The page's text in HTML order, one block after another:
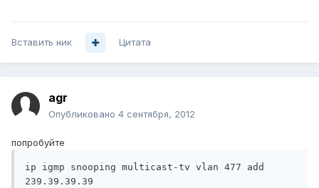
Вставить ник Цитата
agr
Опубликовано 4 сентября, 2012
попробуйте
ip igmp snooping multicast-tv vlan 477 add
239.39.39.39